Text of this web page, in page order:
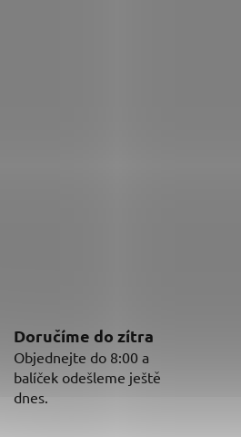
Doručíme do zítra
Objednejte do 8:00 a
balíček odešleme ještě
dnes.